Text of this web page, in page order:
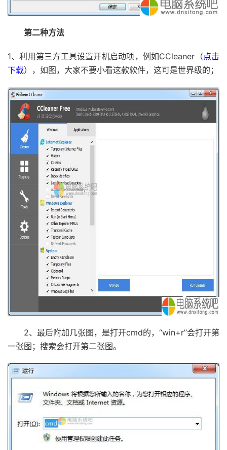
第二种方法
1、利用第三方工具设置开机启动项，例如CCleaner（点击
下载），如图，大家不要小看这款软件，这可是世界级的；
2、最后附加几张图，是打开cmd的，“win+r”会打开第
一张图；搜索会打开第二张图。